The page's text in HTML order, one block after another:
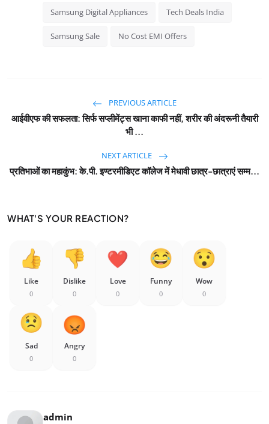
Samsung Digital Appliances Tech Deals India
Samsung Sale No Cost EMI Offers
PREVIOUS ARTICLE
आईवीएफ की सफलता: सिर्फ सप्लीमेंट्स खाना काफी नहीं, शरीर की अंदरूनी तैयारी
भी ...
NEXT ARTICLE
प्रतिभाओं का महाकुंभ: के.पी. इण्टरमीडिएट कॉलेज में मेधावी छात्र-छात्राएं सम्म...
WHAT'S YOUR REACTION?
Like
0
Dislike
0
Love
0
Funny
0
Wow
0
Sad
0
Angry
0
admin